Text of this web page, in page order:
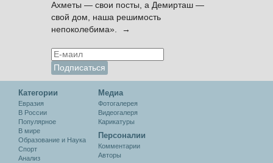
Ахметы — свои посты, а Демирташ —
свой дом, наша решимость
непоколебима». →
Категории
Евразия
В России
Популярное
В мире
Образование и Наука
Спорт
Анализ
Медиа
Фотогалерея
Видеогалеря
Карикатуры
Персоналии
Комментарии
Авторы